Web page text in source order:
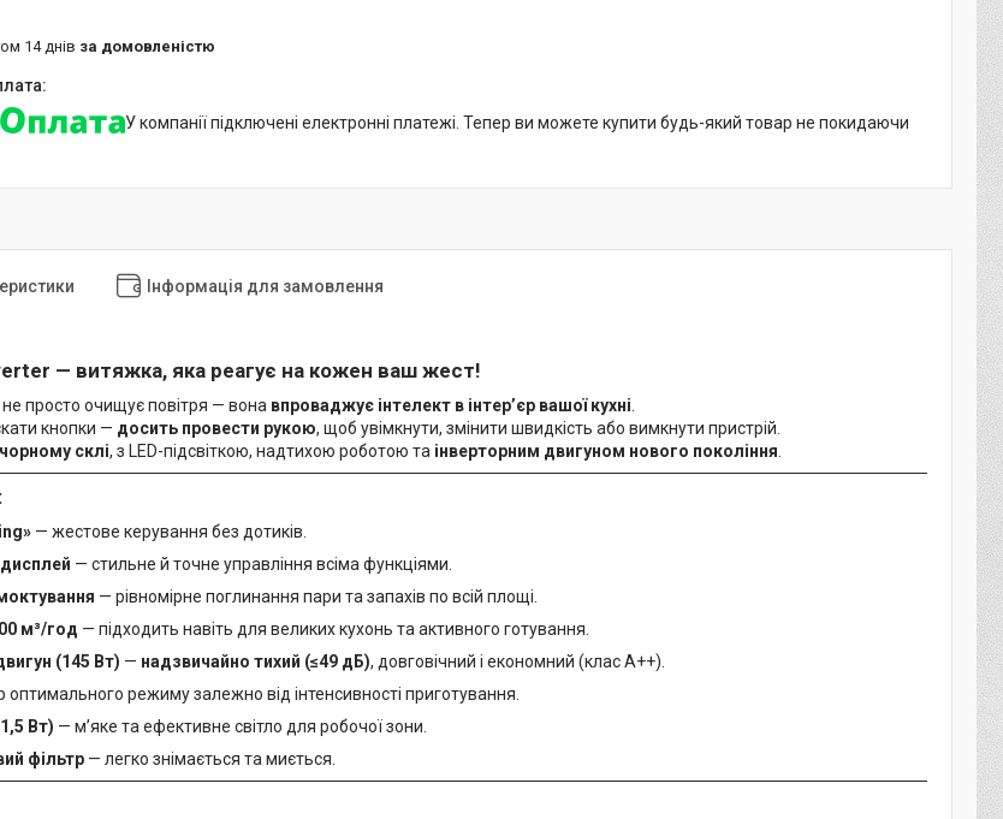
14 днів за домовленістю
У компанії підключені електронні платежі. Тепер ви можете купити будь-який товар не покидаючи
Інформація для замовлення
— витяжка, яка реагує на кожен ваш жест!
просто очищує повітря — вона впроваджує інтелект в інтер’єр вашої кухні
кнопки — досить провести рукою, щоб увімкнути, змінити швидкість або вимкнути пристрій.
склі, з LED-підсвіткою, надтихою роботою та інверторним двигуном нового покоління
— жестове керування без дотиків.
— стильне й точне управління всіма функціями.
— рівномірне поглинання пари та запахів по всій площі.
м³/год — підходить навіть для великих кухонь та активного готування.
(145 Вт) — надзвичайно тихий (≤49 дБ), довговічний і економний (клас A++).
оптимального режиму залежно від інтенсивності приготування.
Вт) — м’яке та ефективне світло для робочої зони.
фільтр — легко знімається та миється.